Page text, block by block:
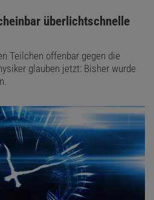
überlichtschnelle
Teilchen offenbar gegen die
glauben jetzt: Bisher wurde